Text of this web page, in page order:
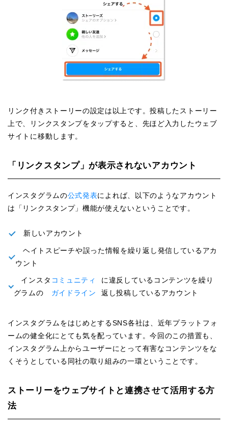
リンク付きストーリーの設定は以上です。投稿したストーリー
上で、リンクスタンプをタップすると、先ほど入力したウェブ
サイトに移動します。
「リンクスタンプ」が表示されないアカウント
インスタグラムの公式発表によれば、以下のようなアカウント
は「リンクスタンプ」機能が使えないということです。
新しいアカウント
ヘイトスピーチや誤った情報を繰り返し発信しているアカ
ウント
インスタ
グラムの
コミュニティ
ガイドライン
に違反しているコンテンツを繰り
返し投稿しているアカウント
インスタグラムをはじめとするSNS各社は、近年プラットフォ
ームの健全化にとても気を配っています。今回のこの措置も、
インスタグラム上からユーザーにとって有害なコンテンツをな
くそうとしている同社の取り組みの一環ということです。
ストーリーをウェブサイトと連携させて活用する方
法